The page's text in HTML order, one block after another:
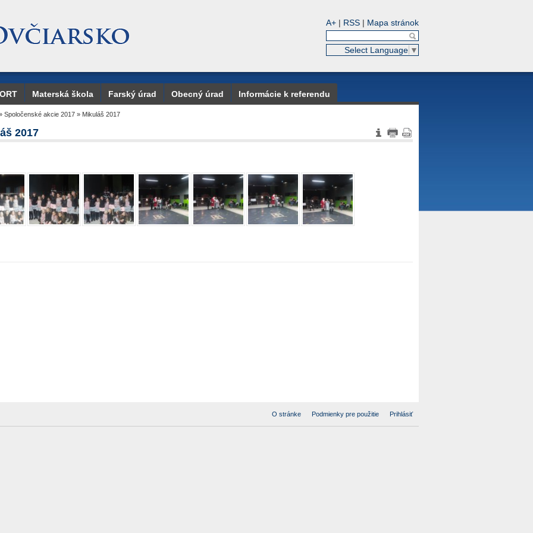
A+ | RSS | Mapa stránok
Select Language ▼
Materská škola Farský úrad Obecný úrad Informácie k referendu
Spoločenské akcie 2017 » Mikuláš 2017
2017
O stránke Podmienky pre použitie Prihlásiť